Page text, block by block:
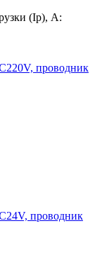
(Ip), A:
проводник
проводник